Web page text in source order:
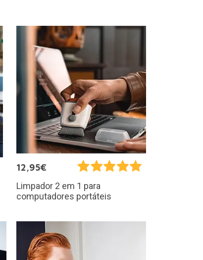
12,95€
Limpador 2 em 1 para
computadores portáteis